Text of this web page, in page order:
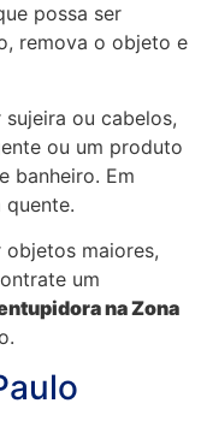
possa ser
remova o objeto e
ou cabelos,
ou um produto
banheiro. Em
quente.
maiores,
um
na Zona